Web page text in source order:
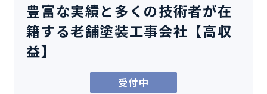
豊富な実績と多くの技術者が在
籍する老舗塗装工事会社【高収
益】
受付中